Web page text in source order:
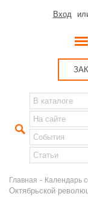
Вход
Главная - Календарь
Октябрьской